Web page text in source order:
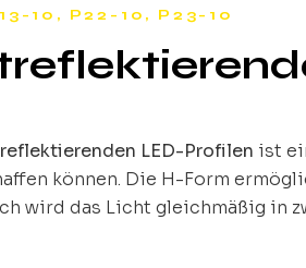
10, P22-10, P23-10
LED-Profilen ist
können. Die H-Form
wird das Licht gleichmäßig